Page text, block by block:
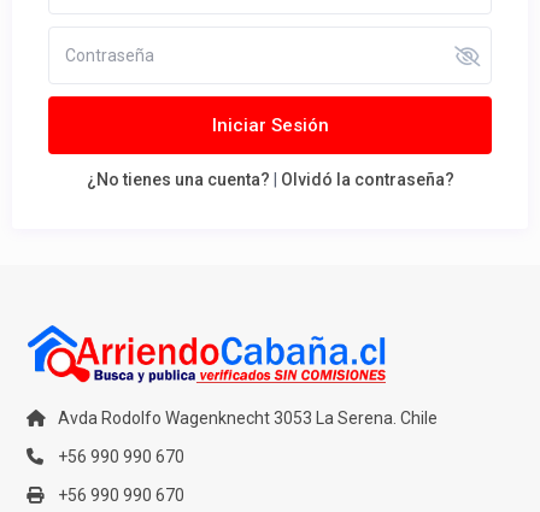
Iniciar Sesión
¿No tienes una cuenta? Olvidó la contraseña?
Avda Rodolfo Wagenknecht 3053 La Serena. Chile
+56 990 990 670
+56 990 990 670